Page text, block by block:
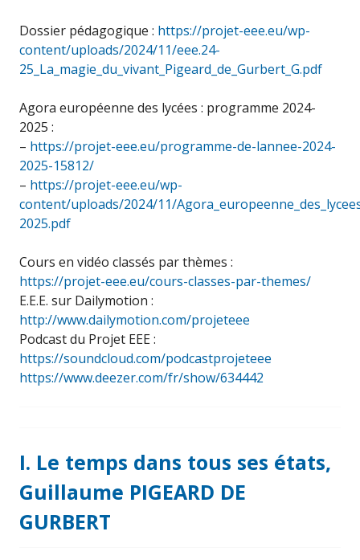
Dossier pédagogique : https://projet-eee.eu/wp-
content/uploads/2024/11/eee.24-
25_La_magie_du_vivant_Pigeard_de_Gurbert_G.pdf
Agora européenne des lycées : programme 2024-
2025 :
– https://projet-eee.eu/programme-de-lannee-2024-
2025-15812/
– https://projet-eee.eu/wp-
content/uploads/2024/11/
2025.pdf
Cours en vidéo classés par thèmes :
https://projet-eee.eu/cours-classes-par-themes/
E.E.E. sur Dailymotion :
http://www.dailymotion.com/projeteee
Podcast du Projet EEE :
https://soundcloud.com/podcastprojeteee
https://www.deezer.com/fr/show/634442
I. Le temps dans tous ses états,
Guillaume PIGEARD DE
GURBERT